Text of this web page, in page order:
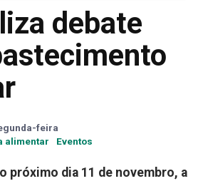
debate
feira
alimentar Eventos
próximo dia 11 de novembro, a